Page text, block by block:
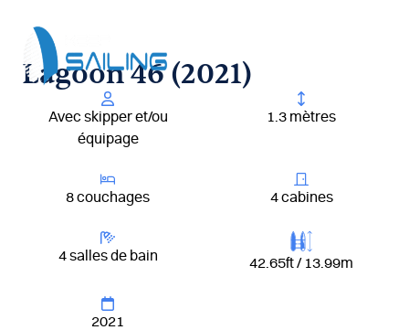
contenu
Lagoon 46 (2021)
Avec skipper et/ou
équipage
1.3 mètres
8 couchages 4 cabines
4 salles de bain 42.65ft / 13.99m
2021